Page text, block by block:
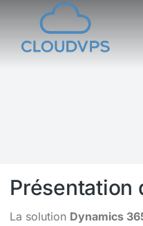
Vous êtes ici :
Présentation
La solution Dynamics